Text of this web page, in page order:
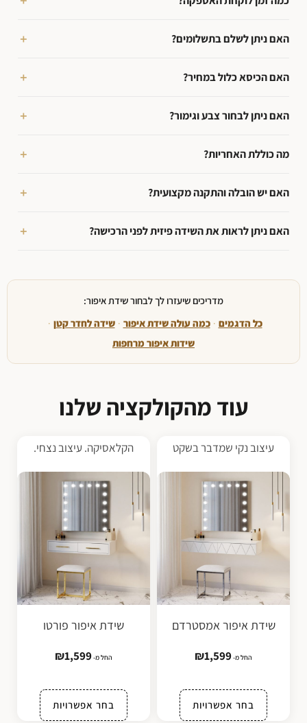
האם ניתן לשלם בתשלומים?
האם הכיסא כלול במחיר?
האם ניתן לבחור צבע וגימור?
מה כוללת האחריות?
האם יש הובלה והתקנה מקצועית?
האם ניתן לראות את השידה פיזית לפני הרכישה?
מדריכים שיעזרו לך לבחור שידת איפור:
כל הדגמים · כמה עולה שידת איפור · שידה לחדר קטן ·
שידות איפור מרחפות
עוד מהקולקציה שלנו
עיצוב נקי שמדבר בשקט
שידת איפור אמסטרדם
החל מ- ₪1,599
בחר אפשרויות
הקלאסיקה. עיצוב נצחי.
שידת איפור פורטו
החל מ- ₪1,599
בחר אפשרויות